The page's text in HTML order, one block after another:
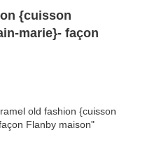
{cuisson
marie}- façon